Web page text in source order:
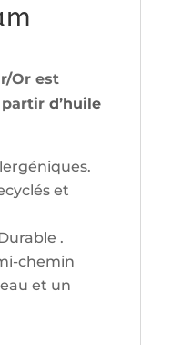
Or est
partir d’huile
et
.
chemin
et un